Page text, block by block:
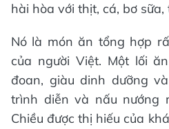
hài hòa với thịt, cá, bơ sữa,
Nó là món ăn tổng hợp
của người Việt. Một lối
đoan, giàu dinh dưỡng
trình diễn và nấu nướng
Chiều được thị hiếu của